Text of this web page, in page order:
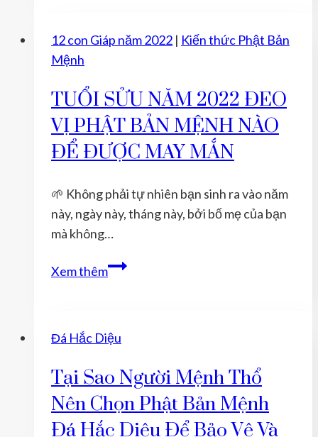
–
CHO
NGƯỜI
BỊ
BỆNH
12 con Giáp năm 2022 | Kiến thức Phật Bản
Mệnh
TUỔI SỬU NĂM 2022 ĐEO
VỊ PHẬT BẢN MỆNH NÀO
ĐỂ ĐƯỢC MAY MẮN
🌱 Không phải tự nhiên bạn sinh ra vào năm
này, ngày này, tháng này, bởi bố mẹ của bạn
mà không…
Xem thêmTUỔI
ĐEO
PHẬT
BẢN
MỆNH
Đá Hắc Diệu
Tại Sao Người Mệnh Thổ
Nên Chọn Phật Bản Mệnh
Đá Hắc Diệu Để Bảo Vệ Và